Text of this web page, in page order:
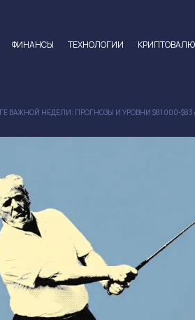
ФИНАНСЫ ТЕХНОЛОГИИ
ВАЖНОЙ НЕДЕЛИ: ПРОГНОЗЫ И УРОВНИ $81 000-$83